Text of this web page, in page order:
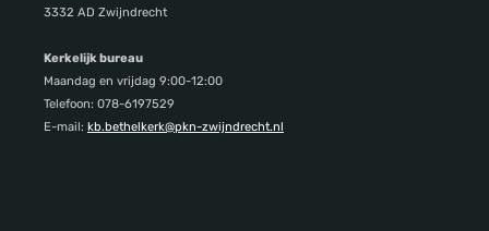
3332 AD Zwijndrecht
Kerkelijk bureau
Maandag en vrijdag 9:00-12:00
Telefoon: 078-6197529
E-mail: kb.bethelkerk@pkn-zwijndrecht.nl